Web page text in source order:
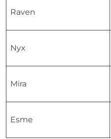
Raven
Nyx
Mira
Esme